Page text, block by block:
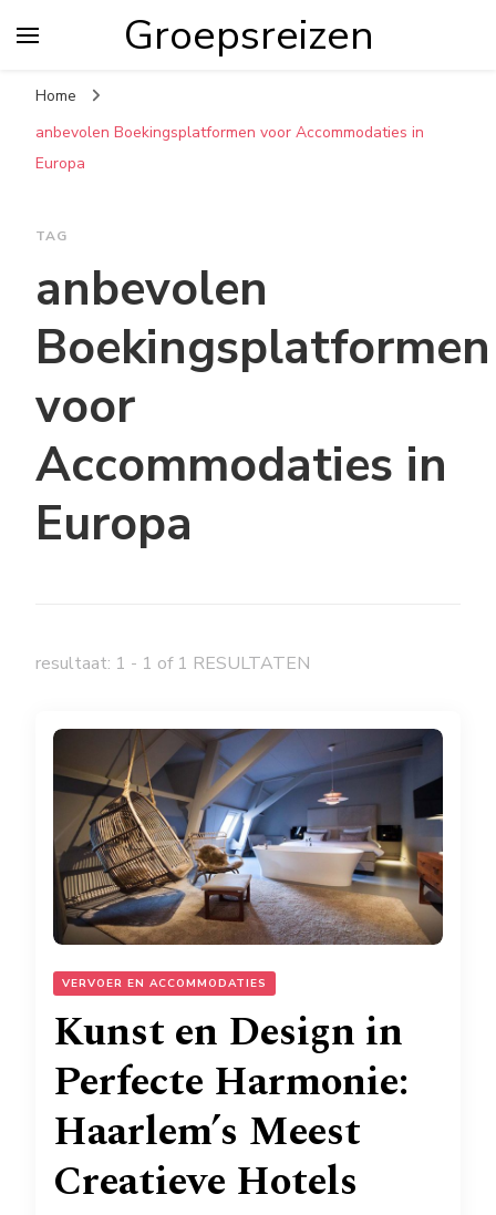
Groepsreizen
Home
anbevolen Boekingsplatformen voor Accommodaties in
Europa
TAG
anbevolen
Boekingsplatformen
voor
Accommodaties in
Europa
resultaat: 1 - 1 of 1 RESULTATEN
VERVOER EN ACCOMMODATIES
Kunst en Design in
Perfecte Harmonie:
Haarlem’s Meest
Creatieve Hotels